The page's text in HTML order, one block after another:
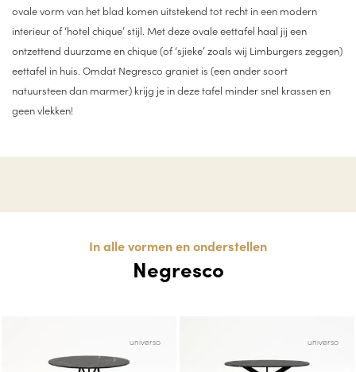
ovale vorm van het blad komen uitstekend tot recht in een modern
interieur of ‘hotel chique’ stijl. Met deze ovale eettafel haal jij een
ontzettend duurzame en chique (of ‘sjieke’ zoals wij Limburgers zeggen)
eettafel in huis. Omdat Negresco graniet is (een ander soort
natuursteen dan marmer) krijg je in deze tafel minder snel krassen en
geen vlekken!
In alle vormen en onderstellen
Negresco
universo universo